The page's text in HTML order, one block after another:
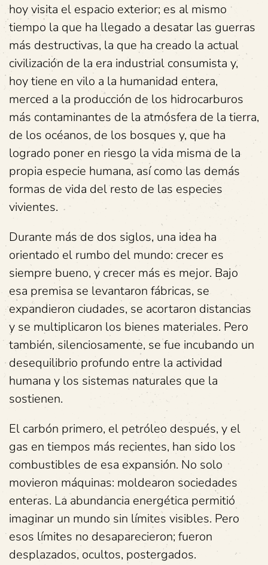
hoy visita el espacio exterior; es al mismo
tiempo la que ha llegado a desatar las guerras
más destructivas, la que ha creado la actual
civilización de la era industrial consumista y,
hoy tiene en vilo a la humanidad entera,
merced a la producción de los hidrocarburos
más contaminantes de la atmósfera de la tierra,
de los océanos, de los bosques y, que ha
logrado poner en riesgo la vida misma de la
propia especie humana, así como las demás
formas de vida del resto de las especies
vivientes.
Durante más de dos siglos, una idea ha
orientado el rumbo del mundo: crecer es
siempre bueno, y crecer más es mejor. Bajo
esa premisa se levantaron fábricas, se
expandieron ciudades, se acortaron distancias
y se multiplicaron los bienes materiales. Pero
también, silenciosamente, se fue incubando un
desequilibrio profundo entre la actividad
humana y los sistemas naturales que la
sostienen.
El carbón primero, el petróleo después, y el
gas en tiempos más recientes, han sido los
combustibles de esa expansión. No solo
movieron máquinas: moldearon sociedades
enteras. La abundancia energética permitió
imaginar un mundo sin límites visibles. Pero
esos límites no desaparecieron; fueron
desplazados, ocultos, postergados.